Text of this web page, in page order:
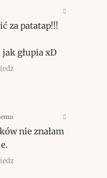
za patatap!!!
głupia xD
nie znałam